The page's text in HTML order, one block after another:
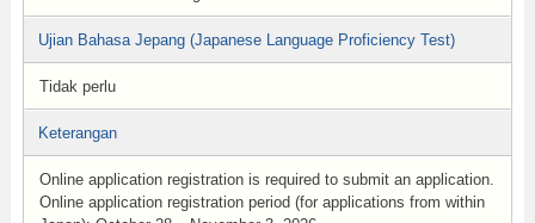
Ujian Bahasa Jepang (Japanese Language Proficiency Test)
Tidak perlu
Keterangan
Online application registration is required to submit an application.
Online application registration period (for applications from within